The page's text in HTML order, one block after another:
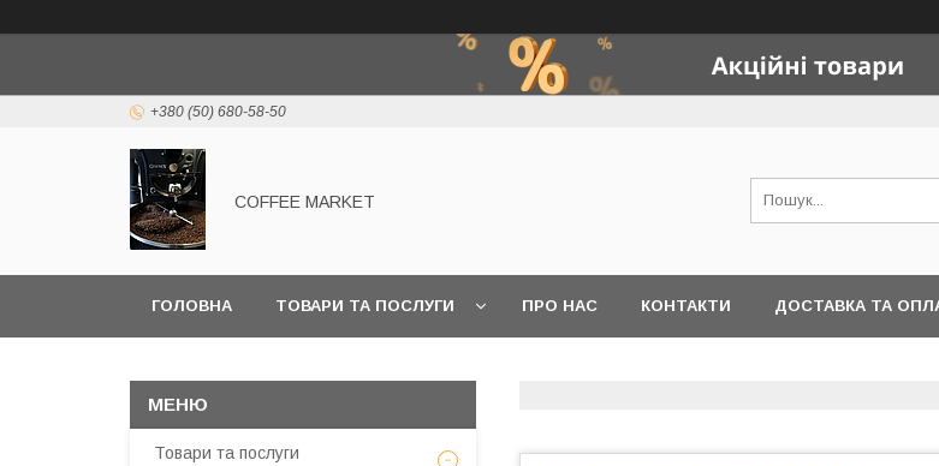
+380 (50) 680-58-50
COFFEE MARKET
ГОЛОВНА ТОВАРИ ТА ПОСЛУГИ ПРО НАС КОНТАКТИ ДОСТАВКА ТА
Товари та послуги